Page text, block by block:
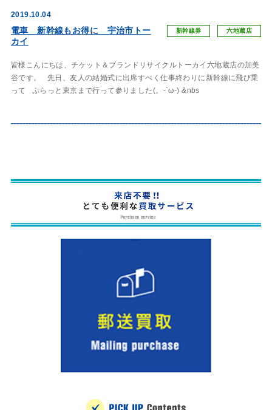
2019.10.04
六地蔵店
新幹線券
電車 新幹線もお得に 宇治市トー
カイ
皆様こんにちは、チケット＆ブランドリサイクルトーカイ六地蔵店の加美
谷です。 先日、友人の結婚式に出席すべく仕事終わりに新幹線に飛び乗
って ぷらっと東京まで行って参りました(。-`ω-) &nbs